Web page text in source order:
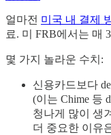
얼마전 미국 내 결제
료. 미 FRB에서는 매
몇 가지 놀라운 수치:
신용카드보다
(이는 Chime 등
청나게 많이 생
더 중요한 이유